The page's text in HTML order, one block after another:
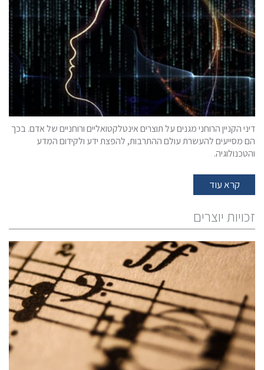
דיני הקניין הרוחני מגנים על תוצרים אינטלקטואליים ורוחניים של אדם. בכך
הם מסייעים להעשרת עולם ההתרבות, להפצת ידע ולקידום המדע
והטכנולוגיה.
קרא עוד
זכויות יוצרים